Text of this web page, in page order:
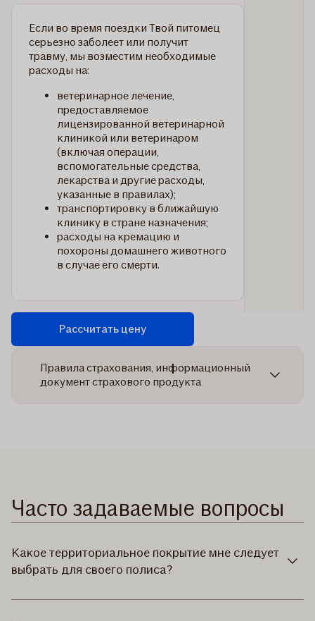
Если во время поездки Твой питомец
серьезно заболеет или получит
травму, мы возместим необходимые
расходы на:
ветеринарное лечение,
предоставляемое
лицензированной ветеринарной
клиникой или ветеринаром
(включая операции,
вспомогательные средства,
лекарства и другие расходы,
указанные в правилах);
транспортировку в ближайшую
клинику в стране назначения;
расходы на кремацию и
похороны домашнего животного
в случае его смерти.
Рассчитать цену
Правила страхования, информационный
документ страхового продукта
Часто задаваемые вопросы
Какое территориальное покрытие мне следует
выбрать для своего полиса?